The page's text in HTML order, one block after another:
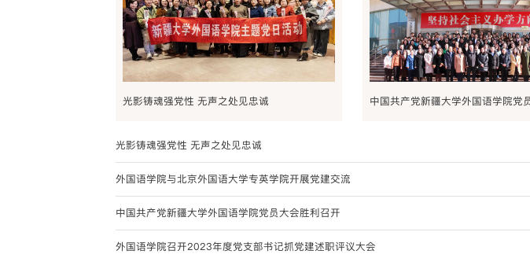
光影铸魂强党性 无声之处见忠诚
光影铸魂强党性 无声之处见忠诚
外国语学院与北京外国语大学专英学院开展党建交流
中国共产党新疆大学外国语学院党员大会胜利召开
外国语学院召开2023年度党支部书记抓党建述职评议大会